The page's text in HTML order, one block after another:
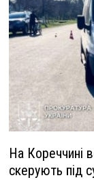
На Кореччині
скерують під